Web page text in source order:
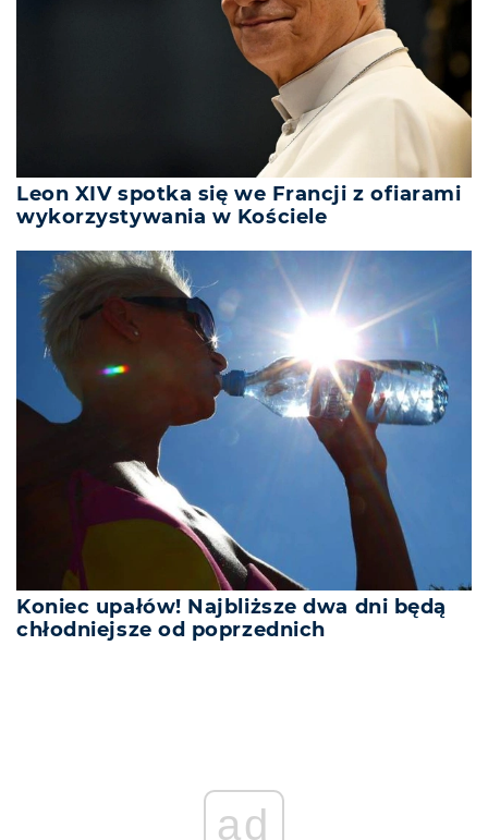
Leon XIV spotka się we Francji z ofiarami
wykorzystywania w Kościele
Koniec upałów! Najbliższe dwa dni będą
chłodniejsze od poprzednich
ad